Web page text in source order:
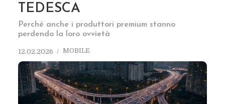
TEDESCA
Perché anche i produttori premium stanno
perdendo la loro ovvietà
12.02.2026 MOBILE